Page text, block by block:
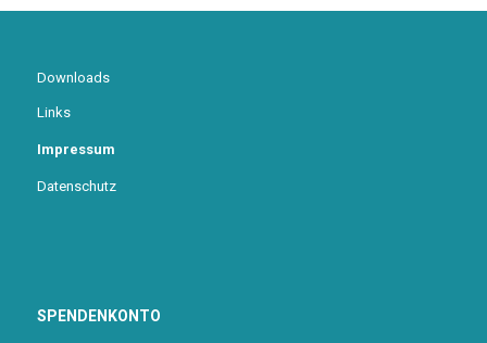
Downloads
Links
Impressum
Datenschutz
SPENDENKONTO